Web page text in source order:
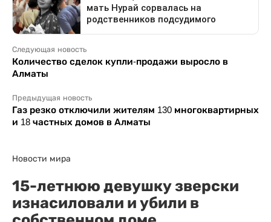
Следующая новость
Количество сделок купли-продажи выросло в
Алматы
Предыдущая новость
Газ резко отключили жителям 130 многоквартирных
и 18 частных домов в Алматы
Новости мира
15-летнюю девушку зверски
изнасиловали и убили в